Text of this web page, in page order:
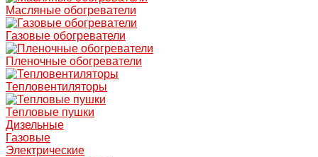
Масляные обогреватели
Газовые обогреватели
Пленочные обогреватели
Тепловентиляторы
Тепловые пушки
Дизельные
Газовые
Электрические